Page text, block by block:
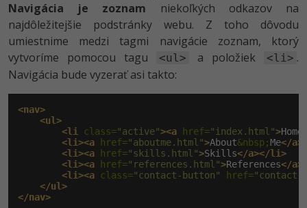
Navigácia je zoznam niekoľkých odkazov na
najdôležitejšie podstránky webu. Z toho dôvodu
umiestnime medzi tagmi navigácie zoznam, ktorý
vytvoríme pomocou tagu
<ul> a položiek <li> .
Navigácia bude vyzerať asi takto:
<nav>
<ul>
<li
class="active"><a href="index.html">Home
<li><a href="aboutme.html">About&nbsp;Me</
<li><a href="skills.html">Skills</a></li>
<li><a href="references.html">References</
<li><a class="contact-button" href=
</ul>
</nav>